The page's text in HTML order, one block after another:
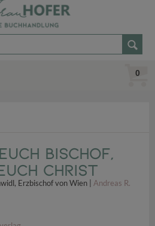
0
Bischof,
Christ
Erzbischof von Wien | Andreas R.